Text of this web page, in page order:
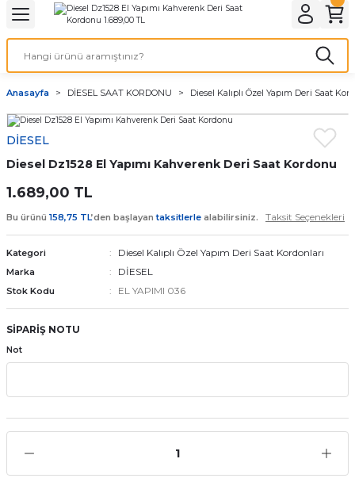
Geri Dön
& ELEKTİRİK AYDINLATMA & ELEKTRİK
Geri Dön
ve Cihaz Pilleri
ÇEŞİTLERİ
Geri Dön
Geri Dön
Kordon Çeşitleri
Kordonları
saat kordonu
Kordonları
Anasayfa DİESEL SAAT KORDONU Diesel Kalıplı Özel Yapım Deri Saat
DİESEL
Diesel Dz1528 El Yapımı Kahverenk Deri Saat Kordonu
1.689,00 TL
Bu ürünü 158,75 TL’den başlayantaksitlerle alabilirsiniz. Taksit Seçenekleri
Kategori Diesel Kalıplı Özel Yapım Deri Saat Kordonları
Marka DİESEL
Stok Kodu EL YAPIMI 036
SİPARİŞ NOTU
Not